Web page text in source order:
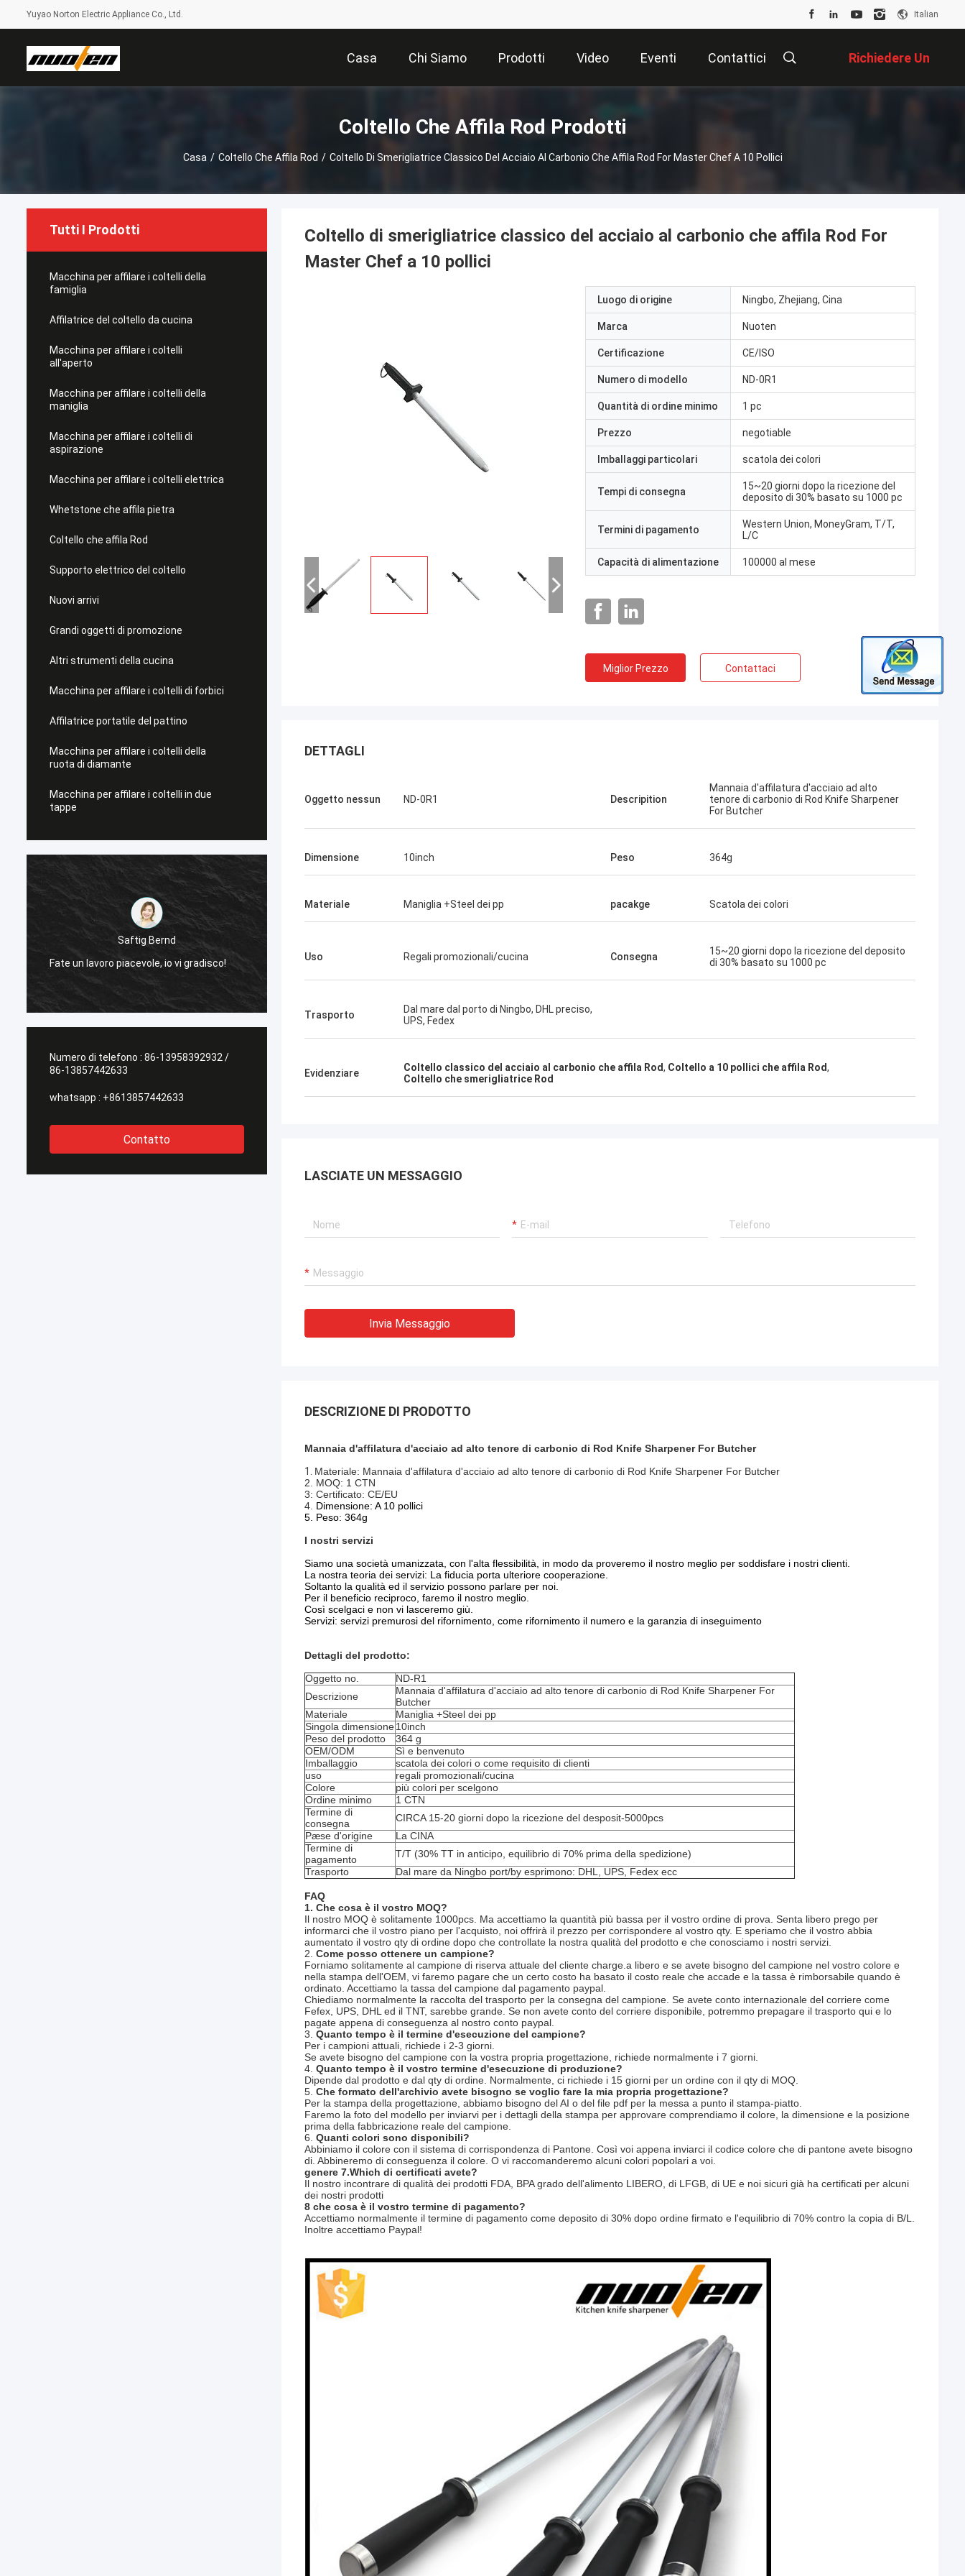
Yuyao Norton Electric Appliance Co., Ltd. Italian
Casa Chi Siamo Prodotti Video Eventi Contattici Richiedere Un
Preventivo
Coltello Che Affila Rod Prodotti
Casa / Coltello Che Affila Rod / Coltello Di Smerigliatrice Classico Del Acciaio Al Carbonio Che Affila Rod For Master Chef A 10 Pollici
Tutti I Prodotti
Macchina per affilare i coltelli della
famiglia
Affilatrice del coltello da cucina
Macchina per affilare i coltelli
all'aperto
Macchina per affilare i coltelli della
maniglia
Macchina per affilare i coltelli di
aspirazione
Macchina per affilare i coltelli elettrica
Whetstone che affila pietra
Coltello che affila Rod
Supporto elettrico del coltello
Nuovi arrivi
Grandi oggetti di promozione
Altri strumenti della cucina
Macchina per affilare i coltelli di forbici
Affilatrice portatile del pattino
Macchina per affilare i coltelli della
ruota di diamante
Macchina per affilare i coltelli in due
tappe
Saftig Bernd
Fate un lavoro piacevole, io vi gradisco!
Ora, soltanto Norton, nessun bisogno
Numero di telefono : 86-13958392932 /
86-13857442633
whatsapp : +8613857442633
Contatto
Coltello di smerigliatrice classico del acciaio al carbonio che affila Rod For
Master Chef a 10 pollici
Luogo di origine Ningbo, Zhejiang, Cina
Marca Nuoten
Certificazione CE/ISO
Numero di modello ND-0R1
Quantità di ordine minimo 1 pc
Prezzo negotiable
Imballaggi particolari scatola dei colori
Tempi di consegna
15~20 giorni dopo la ricezione del
deposito di 30% basato su 1000 pc
Termini di pagamento
Western Union, MoneyGram, T/T,
L/C
Capacità di alimentazione 100000 al mese
Miglior Prezzo Contattaci
DETTAGLI
Oggetto nessun ND-0R1 Descripition
Mannaia d'affilatura d'acciaio ad alto
tenore di carbonio di Rod Knife Sharpener
For Butcher
Dimensione 10inch Peso 364g
Materiale Maniglia +Steel dei pp pacakge Scatola dei colori
Uso Regali promozionali/cucina Consegna
15~20 giorni dopo la ricezione del deposito
di 30% basato su 1000 pc
Trasporto
Dal mare dal porto di Ningbo, DHL preciso,
UPS, Fedex
Evidenziare Coltello classico del acciaio al carbonio che affila Rod, Coltello a 10 pollici che affila Rod,
Coltello che smerigliatrice Rod
LASCIATE UN MESSAGGIO
Invia Messaggio
DESCRIZIONE DI PRODOTTO
Mannaia d'affilatura d'acciaio ad alto tenore di carbonio di Rod Knife Sharpener For Butcher
1. Materiale: Mannaia d'affilatura d'acciaio ad alto tenore di carbonio di Rod Knife Sharpener For Butcher
2. MOQ: 1 CTN
3: Certificato: CE/EU
4. Dimensione: A 10 pollici
5. Peso: 364g
I nostri servizi
Siamo una società umanizzata, con l'alta flessibilità, in modo da proveremo il nostro meglio per soddisfare i nostri clienti.
La nostra teoria dei servizi: La fiducia porta ulteriore cooperazione.
Soltanto la qualità ed il servizio possono parlare per noi.
Per il beneficio reciproco, faremo il nostro meglio.
Così scelgaci e non vi lasceremo giù.
Servizi: servizi premurosi del rifornimento, come rifornimento il numero e la garanzia di inseguimento
Dettagli del prodotto:
Oggetto no.
ND-R1
Descrizione
Mannaia d'affilatura d'acciaio ad alto tenore di carbonio di Rod Knife Sharpener For
Butcher
Materiale
Maniglia +Steel dei pp
Singola dimensione10inch
Peso del prodotto
364 g
OEM/ODM
Sì e benvenuto
Imballaggio
scatola dei colori o come requisito di clienti
uso
regali promozionali/cucina
Colore
più colori per scelgono
Ordine minimo
1 CTN
Termine di
consegna
CIRCA 15-20 giorni dopo la ricezione del desposit-5000pcs
Pæse d'origine
La CINA
Termine di
pagamento
T/T (30% TT in anticipo, equilibrio di 70% prima della spedizione)
Trasporto
Dal mare da Ningbo port/by esprimono: DHL, UPS, Fedex ecc
FAQ
1. Che cosa è il vostro MOQ?
Il nostro MOQ è solitamente 1000pcs. Ma accettiamo la quantità più bassa per il vostro ordine di prova. Senta libero prego per
informarci che il vostro piano per l'acquisto, noi offrirà il prezzo per corrispondere al vostro qty. E speriamo che il vostro abbia
aumentato il vostro qty di ordine dopo che controllate la nostra qualità del prodotto e che conosciamo i nostri servizi.
2. Come posso ottenere un campione?
Forniamo solitamente al campione di riserva attuale del cliente charge.a libero e se avete bisogno del campione nel vostro colore e
nella stampa dell'OEM, vi faremo pagare che un certo costo ha basato il costo reale che accade e la tassa è rimborsabile quando è
ordinato. Accettiamo la tassa del campione dal pagamento paypal.
Chiediamo normalmente la raccolta del trasporto per la consegna del campione. Se avete conto internazionale del corriere come
Fefex, UPS, DHL ed il TNT, sarebbe grande. Se non avete conto del corriere disponibile, potremmo prepagare il trasporto qui e lo
pagate appena di conseguenza al nostro conto paypal.
3. Quanto tempo è il termine d'esecuzione del campione?
Per i campioni attuali, richiede i 2-3 giorni.
Se avete bisogno del campione con la vostra propria progettazione, richiede normalmente i 7 giorni.
4. Quanto tempo è il vostro termine d'esecuzione di produzione?
Dipende dal prodotto e dal qty di ordine. Normalmente, ci richiede i 15 giorni per un ordine con il qty di MOQ.
5. Che formato dell'archivio avete bisogno se voglio fare la mia propria progettazione?
Per la stampa della progettazione, abbiamo bisogno del AI o del file pdf per la messa a punto il stampa-piatto.
Faremo la foto del modello per inviarvi per i dettagli della stampa per approvare comprendiamo il colore, la dimensione e la posizione
prima della fabbricazione reale del campione.
6. Quanti colori sono disponibili?
Abbiniamo il colore con il sistema di corrispondenza di Pantone. Così voi appena inviarci il codice colore che di pantone avete bisogno
di. Abbineremo di conseguenza il colore. O vi raccomanderemo alcuni colori popolari a voi.
genere 7.Which di certificati avete?
Il nostro incontrare di qualità dei prodotti FDA, BPA grado dell'alimento LIBERO, di LFGB, di UE e noi sicuri già ha certificati per alcuni
dei nostri prodotti
8 che cosa è il vostro termine di pagamento?
Accettiamo normalmente il termine di pagamento come deposito di 30% dopo ordine firmato e l'equilibrio di 70% contro la copia di B/L.
Inoltre accettiamo Paypal!